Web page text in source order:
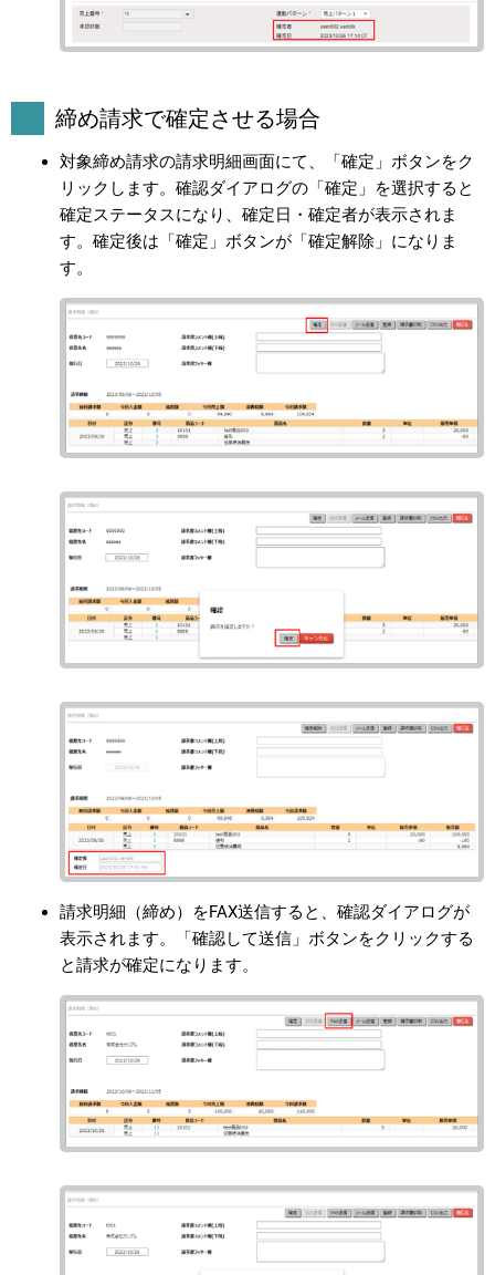
締め請求で確定させる場合
対象締め請求の請求明細画面にて、「確定」ボタンをク
リックします。確認ダイアログの「確定」を選択すると
確定ステータスになり、確定日・確定者が表示されま
す。確定後は「確定」ボタンが「確定解除」になりま
す。
請求明細（締め）をFAX送信すると、確認ダイアログが
表示されます。「確認して送信」ボタンをクリックする
と請求が確定になります。